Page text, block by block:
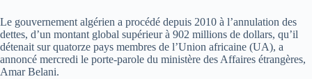
Le gouvernement algérien a procédé depuis 2010 à l’annulation des
dettes, d’un montant global supérieur à 902 millions de dollars, qu’il
détenait sur quatorze pays membres de l’Union africaine (UA), a
annoncé mercredi le porte-parole du ministère des Affaires étrangères,
Amar Belani.